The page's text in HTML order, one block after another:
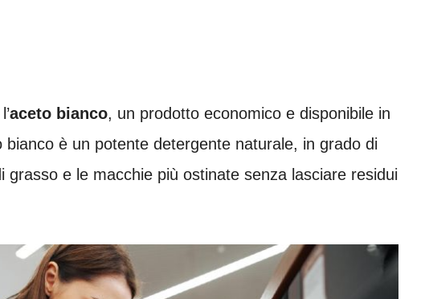
aceto bianco, un prodotto economico e disponibile in
bianco è un potente detergente naturale, in grado di
grasso e le macchie più ostinate senza lasciare residui